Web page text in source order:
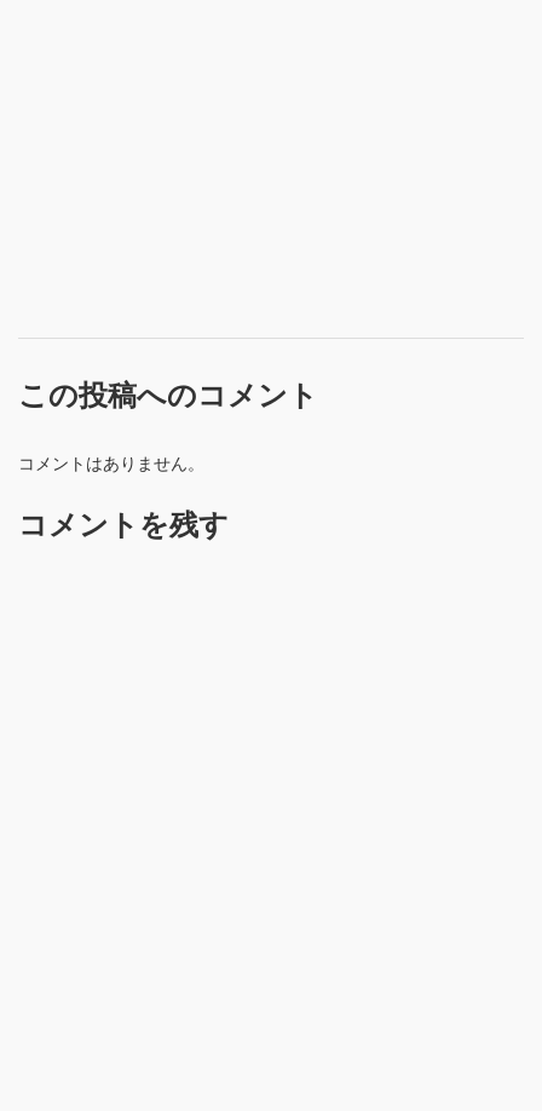
この投稿へのコメント
コメントはありません。
コメントを残す